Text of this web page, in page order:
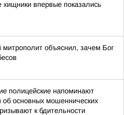
хищники впервые показались
митрополит объяснил, зачем Бог
полицейские напоминают
об основных мошеннических
к бдительности